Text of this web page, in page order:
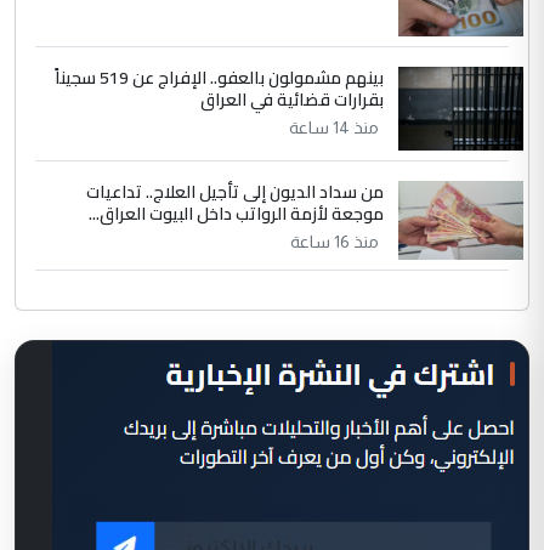
بينهم مشمولون بالعفو.. الإفراج عن 519 سجيناً
بقرارات قضائية في العراق
منذ 14 ساعة
من سداد الديون إلى تأجيل العلاج.. تداعيات
موجعة لأزمة الرواتب داخل البيوت العراق...
منذ 16 ساعة